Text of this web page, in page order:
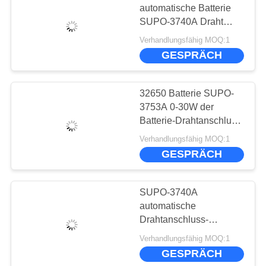
automatische Batterie
SUPO-3740A Draht
Bonder EV
Verhandlungsfähig MOQ:1
GESPRÄCH
32650 Batterie SUPO-
3753A 0-30W der
Batterie-Drahtanschluss-
Ausrüstungs-EV
Verhandlungsfähig MOQ:1
GESPRÄCH
SUPO-3740A
automatische
Drahtanschluss-
Ausrüstung 18650 mit
dem modernen Bild, das
System erkennt
Verhandlungsfähig MOQ:1
GESPRÄCH